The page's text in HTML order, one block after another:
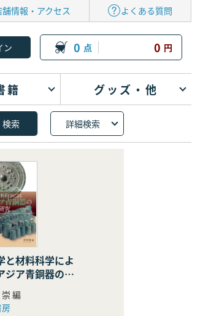
舗情報・アクセス よくある質問
0 点 0 円
籍 グッズ・他
詳細検索
と材料科学によ
ジア青銅器の学
究編